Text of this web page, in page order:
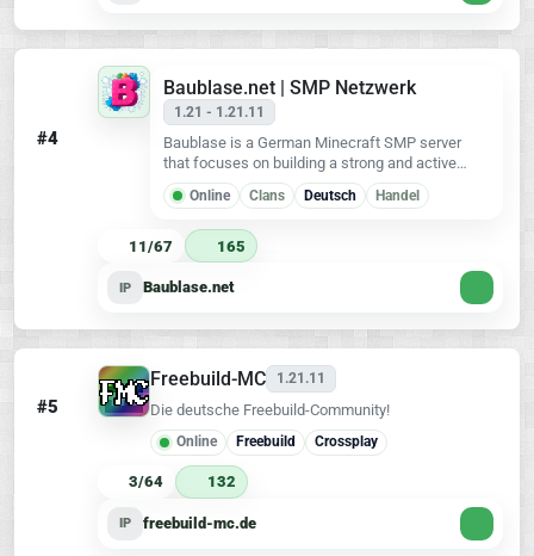
#4
Baublase.net | SMP Netzwerk
1.21 - 1.21.11
Baublase is a German Minecraft SMP server
that focuses on building a strong and active
community.
Online Clans Deutsch Handel
11/67 165
IP Baublase.net
#5
Freebuild-MC 1.21.11
Die deutsche Freebuild-Community!
Online Freebuild Crossplay
3/64 132
IP freebuild-mc.de